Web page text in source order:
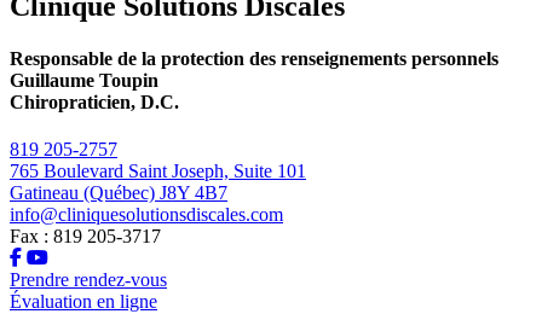
Responsable de la protection des renseignements personnels
Guillaume Toupin
Chiropraticien, D.C.
819 205-2757
765 Boulevard Saint Joseph, Suite 101
Gatineau (Québec) J8Y 4B7
info@cliniquesolutionsdiscales.com
Fax : 819 205-3717
Prendre rendez-vous
Évaluation en ligne